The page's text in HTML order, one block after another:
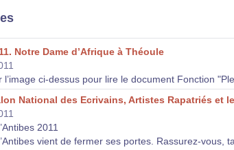
Notre Dame d’Afrique à Théoule
l’image ci-dessus pour lire le document Fonction
National des Ecrivains, Artistes Rapatriés et
2011
vient de fermer ses portes. Rassurez-vous,